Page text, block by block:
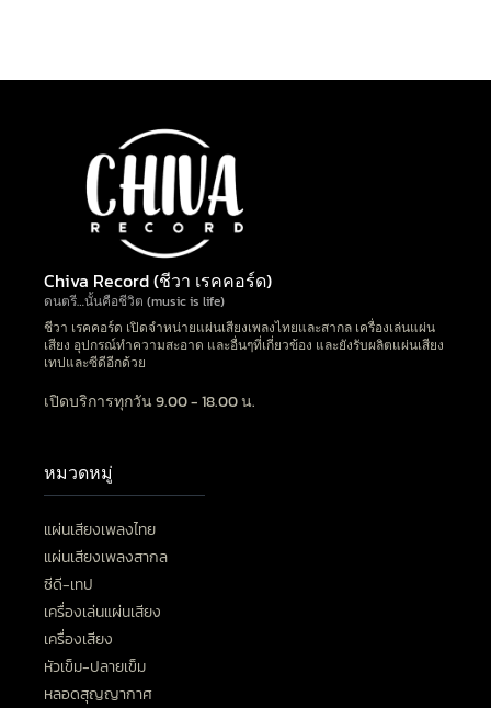
Chiva Record (ชีวา เรคคอร์ด)
ดนตรี…นั้นคือชีวิต (music is life)
ชีวา เรคคอร์ด เปิดจำหน่ายแผ่นเสียงเพลงไทยและสากล เครื่องเล่นแผ่น
เสียง อุปกรณ์ทำความสะอาด และอื่นๆที่เกี่ยวข้อง และยังรับผลิตแผ่นเสียง
เทปและซีดีอีกด้วย
เปิดบริการทุกวัน 9.00 - 18.00 น.
หมวดหมู่
แผ่นเสียงเพลงไทย
แผ่นเสียงเพลงสากล
ซีดี-เทป
เครื่องเล่นแผ่นเสียง
เครื่องเสียง
หัวเข็ม-ปลายเข็ม
หลอดสุญญากาศ